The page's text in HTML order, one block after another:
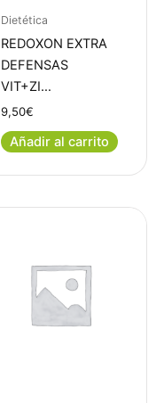
Dietética
REDOXON EXTRA
DEFENSAS
VIT+ZI…
9,50€
Añadir al carrito